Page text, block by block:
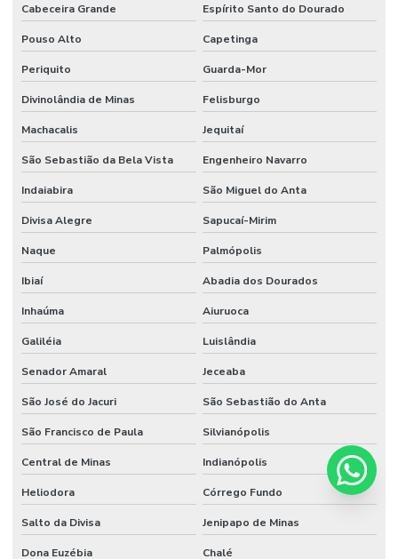
Cabeceira Grande Espírito Santo do Dourado
Pouso Alto Capetinga
Periquito Guarda-Mor
Divinolândia de Minas Felisburgo
Machacalis Jequitaí
São Sebastião da Bela Vista Engenheiro Navarro
Indaiabira São Miguel do Anta
Divisa Alegre Sapucaí-Mirim
Naque Palmópolis
Ibiaí Abadia dos Dourados
Inhaúma Aiuruoca
Galiléia Luislândia
Senador Amaral Jeceaba
São José do Jacuri São Sebastião do Anta
São Francisco de Paula Silvianópolis
Central de Minas Indianópolis
Heliodora Córrego Fundo
Salto da Divisa Jenipapo de Minas
Dona Euzébia Chalé